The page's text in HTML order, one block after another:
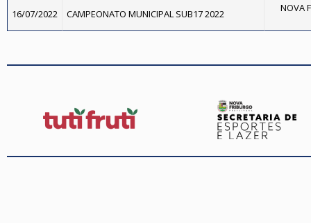
16/07/2022 CAMPEONATO MUNICIPAL SUB17 2022 NOVA